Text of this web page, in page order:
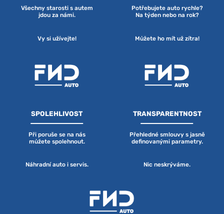
Všechny starosti s autem
jdou za námi.
Vy si užívejte!
Potřebujete auto rychle?
Na týden nebo na rok?
Můžete ho mít už zítra!
SPOLEHLIVOST
Při poruše se na nás
můžete spolehnout.
Náhradní auto i servis.
TRANSPARENTNOST
Přehledné smlouvy s jasně
definovanými parametry.
Nic neskrýváme.